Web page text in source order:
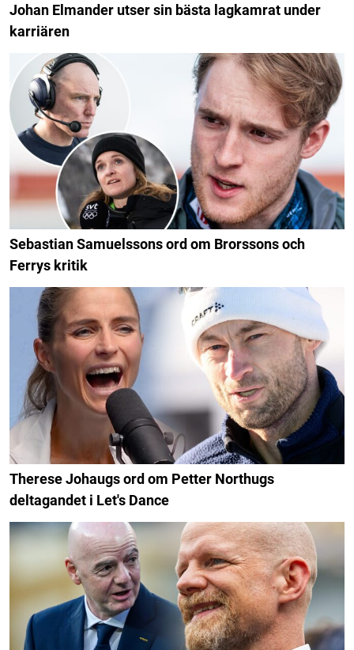
Johan Elmander utser sin bästa lagkamrat under
karriären
Sebastian Samuelssons ord om Brorssons och
Ferrys kritik
Therese Johaugs ord om Petter Northugs
deltagandet i Let's Dance